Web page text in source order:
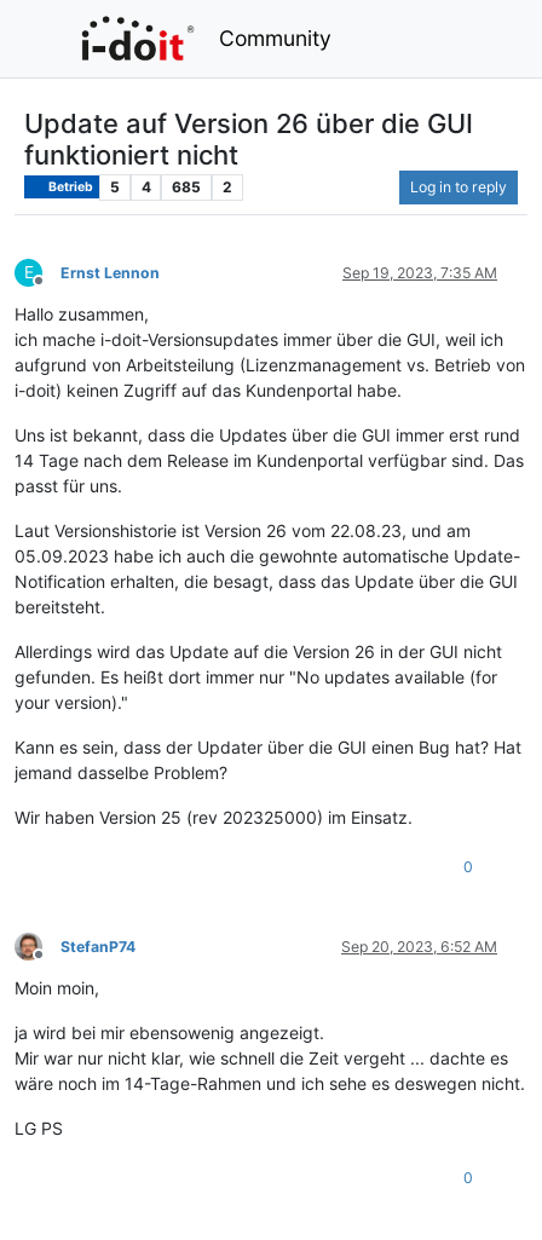
Community
Update auf Version 26 über die GUI
funktioniert nicht
Betrieb 5 4 685 2 Log in to reply
E
Offline
Ernst Lennon Sep 19, 2023, 7:35 AM
Hallo zusammen,
ich mache i-doit-Versionsupdates immer über die GUI, weil ich
aufgrund von Arbeitsteilung (Lizenzmanagement vs. Betrieb von
i-doit) keinen Zugriff auf das Kundenportal habe.
Uns ist bekannt, dass die Updates über die GUI immer erst rund
14 Tage nach dem Release im Kundenportal verfügbar sind. Das
passt für uns.
Laut Versionshistorie ist Version 26 vom 22.08.23, und am
05.09.2023 habe ich auch die gewohnte automatische Update-
Notification erhalten, die besagt, dass das Update über die GUI
bereitsteht.
Allerdings wird das Update auf die Version 26 in der GUI nicht
gefunden. Es heißt dort immer nur "No updates available (for
your version)."
Kann es sein, dass der Updater über die GUI einen Bug hat? Hat
jemand dasselbe Problem?
Wir haben Version 25 (rev 202325000) im Einsatz.
0
Offline
StefanP74 Sep 20, 2023, 6:52 AM
Moin moin,
ja wird bei mir ebensowenig angezeigt.
Mir war nur nicht klar, wie schnell die Zeit vergeht ... dachte es
wäre noch im 14-Tage-Rahmen und ich sehe es deswegen nicht.
LG PS
0